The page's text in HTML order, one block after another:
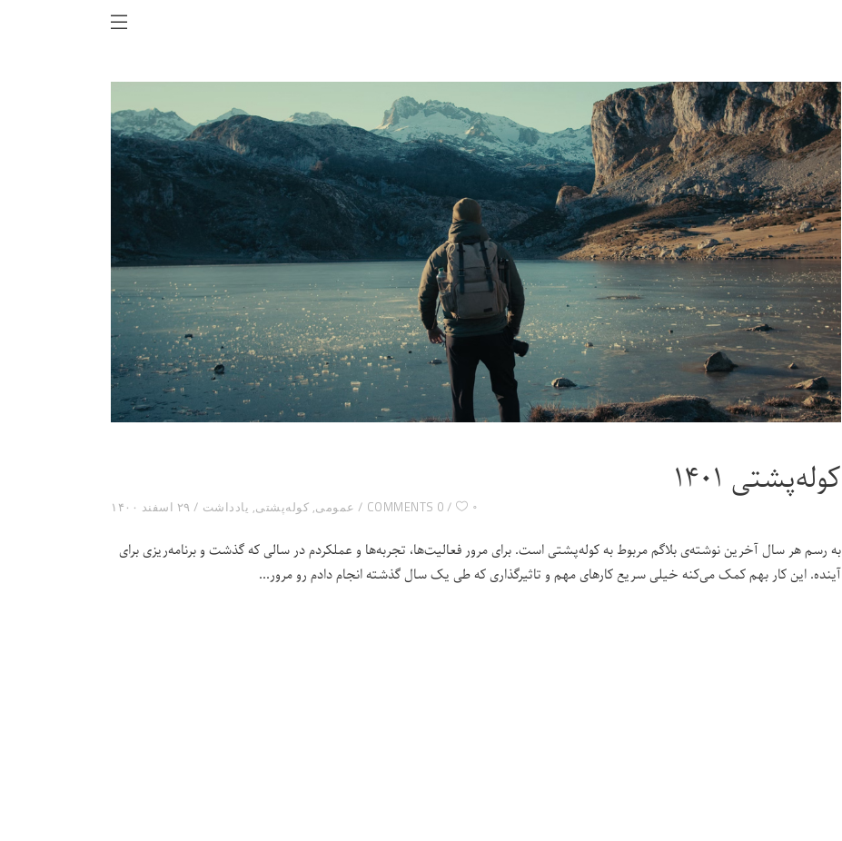
کوله‌پشتی ۱۴۰۱
۲۹ اسفند ۱۴۰۰ عمومی, کوله‌پشتی, یادداشت 0 COMMENTS ۰
به رسم هر سال آخرین نوشته‌ی بلاگم مربوط به کوله‌پشتی است. برای مرور فعالیت‌ها، تجربه‌ها و عملکردم در سالی که گذشت و برنامه‌ریزی برای
آینده. این کار بهم کمک می‌کنه خیلی سریع کارهای مهم و تاثیرگذاری که طی یک سال گذشته انجام دادم رو مرور